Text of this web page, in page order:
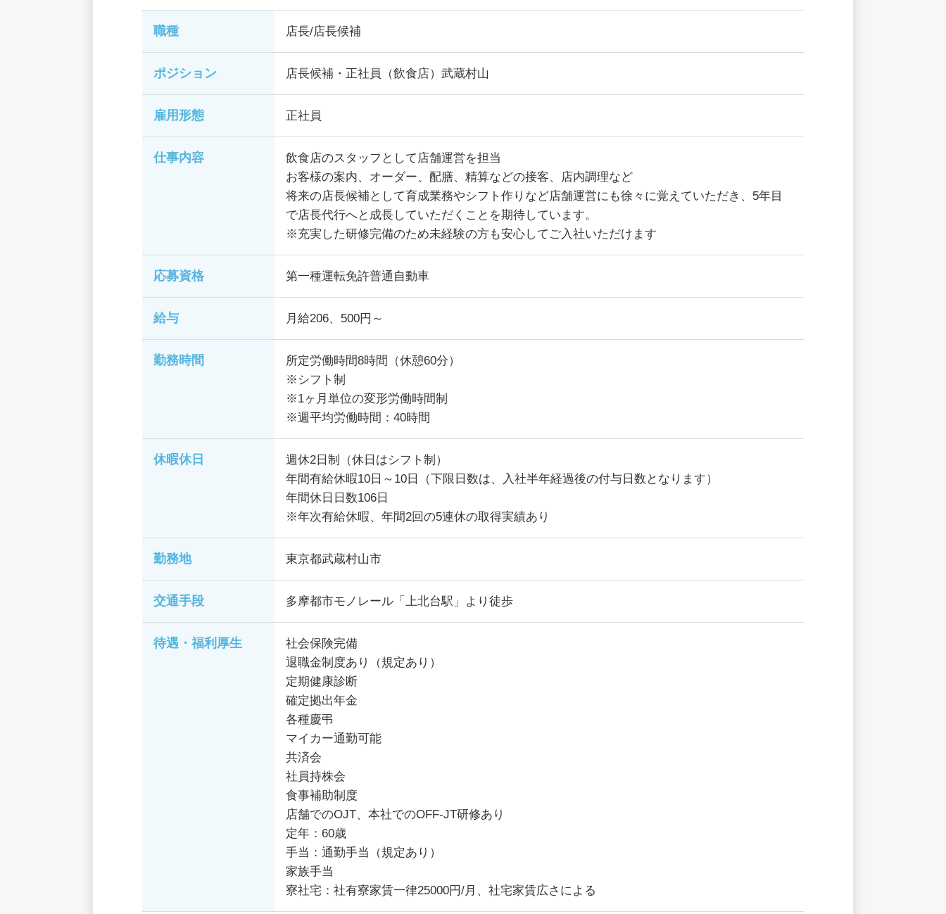
職種 店長/店長候補
ポジション 店長候補・正社員（飲食店）武蔵村山
雇用形態 正社員
仕事内容
飲食店のスタッフとして店舗運営を担当
お客様の案内、オーダー、配膳、精算などの接客、店内調理など
将来の店長候補として育成業務やシフト作りなど店舗運営にも徐々に覚えていただき、5年目
で店長代行へと成長していただくことを期待しています。
※充実した研修完備のため未経験の方も安心してご入社いただけます
応募資格 第一種運転免許普通自動車
給与 月給206、500円～
勤務時間
所定労働時間8時間（休憩60分）
※シフト制
※1ヶ月単位の変形労働時間制
※週平均労働時間：40時間
休暇休日
週休2日制（休日はシフト制）
年間有給休暇10日～10日（下限日数は、入社半年経過後の付与日数となります）
年間休日日数106日
※年次有給休暇、年間2回の5連休の取得実績あり
勤務地 東京都武蔵村山市
交通手段 多摩都市モノレール「上北台駅」より徒歩
待遇・福利厚生
社会保険完備
退職金制度あり（規定あり）
定期健康診断
確定拠出年金
各種慶弔
マイカー通勤可能
共済会
社員持株会
食事補助制度
店舗でのOJT、本社でのOFF-JT研修あり
定年：60歳
手当：通勤手当（規定あり）
家族手当
寮社宅：社有寮家賃一律25000円/月、社宅家賃広さによる